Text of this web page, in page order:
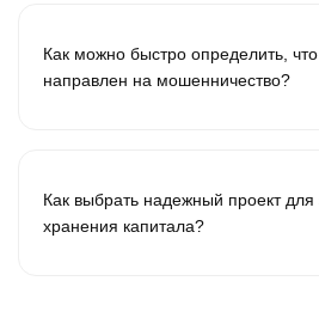
Как можно быстро определить,
направлен на мошенничество?
Как выбрать надежный проект для
хранения капитала?